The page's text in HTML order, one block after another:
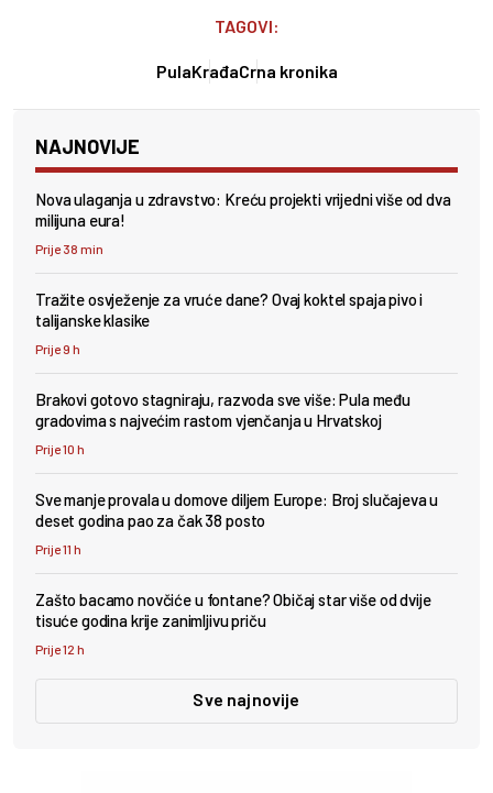
TAGOVI:
PulaKrađaCrna kronika
NAJNOVIJE
Nova ulaganja u zdravstvo: Kreću projekti vrijedni više od dva
milijuna eura!
Prije 38 min
Tražite osvježenje za vruće dane? Ovaj koktel spaja pivo i
talijanske klasike
Prije 9 h
Brakovi gotovo stagniraju, razvoda sve više: Pula među
gradovima s najvećim rastom vjenčanja u Hrvatskoj
Prije 10 h
Sve manje provala u domove diljem Europe: Broj slučajeva u
deset godina pao za čak 38 posto
Prije 11 h
Zašto bacamo novčiće u fontane? Običaj star više od dvije
tisuće godina krije zanimljivu priču
Prije 12 h
Sve najnovije